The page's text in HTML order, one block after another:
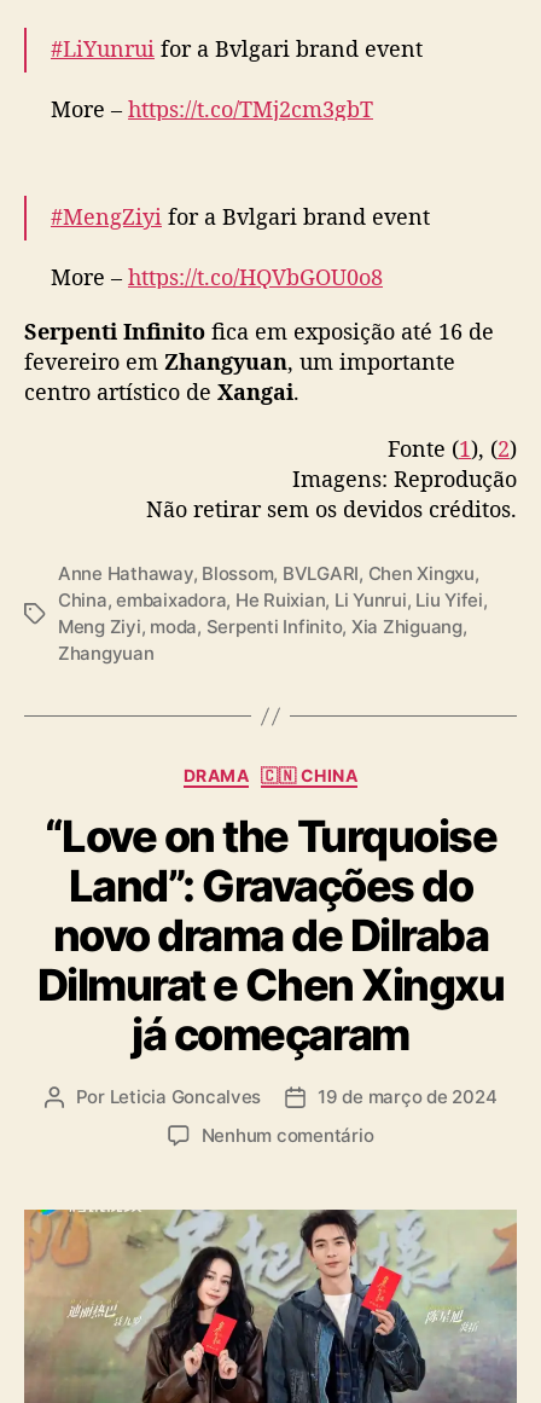
#LiYunrui for a Bvlgari brand event
More – https://t.co/TMj2cm3gbT
8, 2025
#MengZiyi for a Bvlgari brand event
More – https://t.co/HQVbGOU0o8
— cdrama tweets (@dramapotatoe)January
8, 2025
Serpenti Infinito fica em exposição até 16 de
fevereiro em Zhangyuan, um importante
centro artístico de Xangai.
Fonte (1), (2)
Imagens: Reprodução
Não retirar sem os devidos créditos.
T
Anne Hathaway, Blossom, BVLGARI, Chen Xingxu,
China,embaixadora, He Ruixian, Li Yunrui, Liu Yifei,
Meng Ziyi, moda, Serpenti Infinito, Xia Zhiguang,
Zhangyuan
C
t
e
g
o
r
i
a
DRAMA 🇨🇳 CHINA
“Love on the Turquoise
Land”: Gravações do
novo drama de Dilraba
Dilmurat e Chen Xingxu
já começaram
A
r
d
o
s
Por Leticia Goncalves
D
d
e
p
u
b
i
c
19 de março de 2024
Nenhum comentárioe
L
o
v
e
o
n
t